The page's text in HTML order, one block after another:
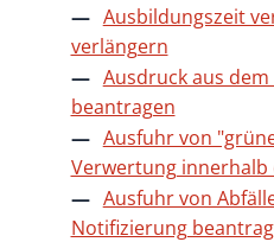
Ausbildungszeit
verlängern
Ausdruck aus
beantragen
Ausfuhr von
Verwertung innerhalb
Ausfuhr von
Notifizierung